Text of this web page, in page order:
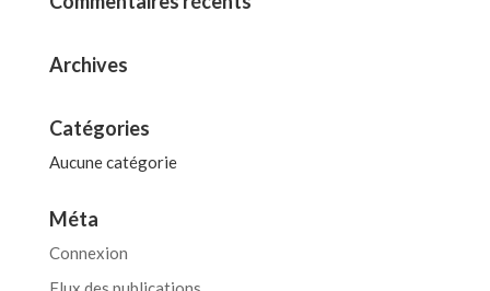
Archives
Catégories
Aucune catégorie
Méta
Connexion